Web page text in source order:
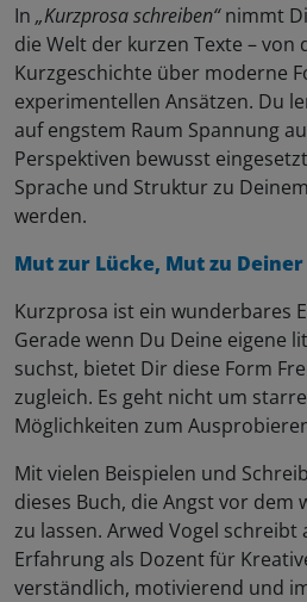
In „Kurzprosa schreiben“nimmt
die Welt der kurzen Texte – von
Kurzgeschichte über moderne
experimentellen Ansätzen. Du
auf engstem Raum Spannung
Perspektiven bewusst
Sprache und Struktur zu
werden.
Mut zur Lücke, Mut zu
Kurzprosa ist ein wunderbares
Gerade wenn Du Deine eigene
suchst, bietet Dir diese Form
zugleich. Es geht nicht um
Möglichkeiten zum
Mit vielen Beispielen und
dieses Buch, die Angst vor
zu lassen. Arwed Vogel
Erfahrung als Dozent für
verständlich, motivierend und